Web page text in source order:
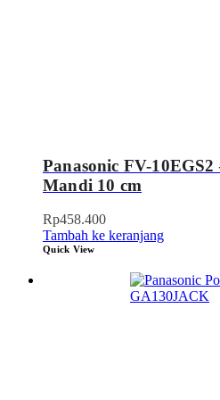
Panasonic FV-
Mandi 10 cm
Rp458.400
Tambah ke keranjang
Quick View